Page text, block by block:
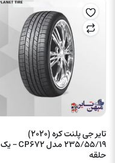
تایر جی پلنت کره (2020)
235/55/19 مدل CP672 – یک
حلقه